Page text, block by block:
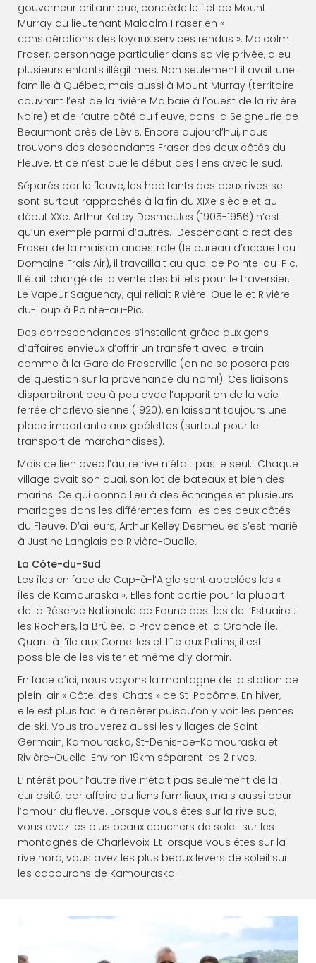
gouverneur britannique, concède le fief de Mount
Murray au lieutenant Malcolm Fraser en «
considérations des loyaux services rendus ». Malcolm
Fraser, personnage particulier dans sa vie privée, a eu
plusieurs enfants illégitimes. Non seulement il avait une
famille à Québec, mais aussi à Mount Murray (territoire
couvrant l’est de la rivière Malbaie à l’ouest de la rivière
Noire) et de l’autre côté du fleuve, dans la Seigneurie de
Beaumont près de Lévis. Encore aujourd’hui, nous
trouvons des descendants Fraser des deux côtés du
Fleuve. Et ce n’est que le début des liens avec le sud.
Séparés par le fleuve, les habitants des deux rives se
sont surtout rapprochés à la fin du XIXe siècle et au
début XXe. Arthur Kelley Desmeules (1905-1956) n’est
qu’un exemple parmi d’autres. Descendant direct des
Fraser de la maison ancestrale (le bureau d’accueil du
Domaine Frais Air), il travaillait au quai de Pointe-au-Pic.
Il était chargé de la vente des billets pour le traversier,
Le Vapeur Saguenay, qui reliait Rivière-Ouelle et Rivière-
du-Loup à Pointe-au-Pic.
Des correspondances s’installent grâce aux gens
d’affaires envieux d’offrir un transfert avec le train
comme à la Gare de Fraserville (on ne se posera pas
de question sur la provenance du nom!). Ces liaisons
disparaitront peu à peu avec l’apparition de la voie
ferrée charlevoisienne (1920), en laissant toujours une
place importante aux goélettes (surtout pour le
transport de marchandises).
Mais ce lien avec l’autre rive n’était pas le seul. Chaque
village avait son quai, son lot de bateaux et bien des
marins! Ce qui donna lieu à des échanges et plusieurs
mariages dans les différentes familles des deux côtés
du Fleuve. D’ailleurs, Arthur Kelley Desmeules s’est marié
à Justine Langlais de Rivière-Ouelle.
La Côte-du-Sud
Les îles en face de Cap-à-l’Aigle sont appelées les «
Îles de Kamouraska ». Elles font partie pour la plupart
de la Réserve Nationale de Faune des Îles de l’Estuaire :
les Rochers, la Brûlée, la Providence et la Grande Île.
Quant à l’île aux Corneilles et l’île aux Patins, il est
possible de les visiter et même d’y dormir.
En face d’ici, nous voyons la montagne de la station de
plein-air « Côte-des-Chats » de St-Pacôme. En hiver,
elle est plus facile à repérer puisqu’on y voit les pentes
de ski. Vous trouverez aussi les villages de Saint-
Germain, Kamouraska, St-Denis-de-Kamouraska et
Rivière-Ouelle. Environ 19km séparent les 2 rives.
L’intérêt pour l’autre rive n’était pas seulement de la
curiosité, par affaire ou liens familiaux, mais aussi pour
l’amour du fleuve. Lorsque vous êtes sur la rive sud,
vous avez les plus beaux couchers de soleil sur les
montagnes de Charlevoix. Et lorsque vous êtes sur la
rive nord, vous avez les plus beaux levers de soleil sur
les cabourons de Kamouraska!